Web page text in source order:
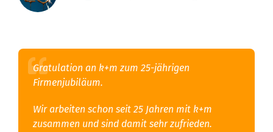
Gratulation an k+m zum 25-jährigen
Firmenjubiläum.
Wir arbeiten schon seit 25 Jahren mit k+m
zusammen und sind damit sehr zufrieden.